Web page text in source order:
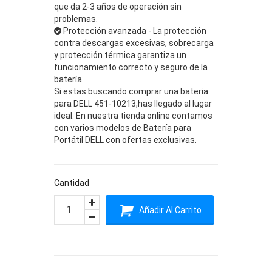
que da 2-3 años de operación sin
problemas.
Protección avanzada - La protección
contra descargas excesivas, sobrecarga
y protección térmica garantiza un
funcionamiento correcto y seguro de la
batería.
Si estas buscando comprar una bateria
para DELL 451-10213,has llegado al lugar
ideal. En nuestra tienda online contamos
con varios modelos de Batería para
Portátil DELL con ofertas exclusivas.
Cantidad
Añadir Al Carrito